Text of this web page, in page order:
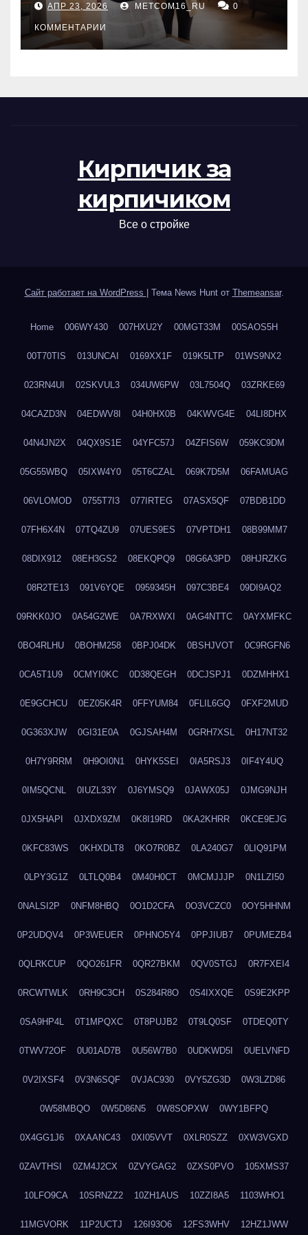
проверка документов
АПР 23, 2026 METCOM16_RU 0
КОММЕНТАРИИ
Кирпичик за
кирпичиком
Все о стройке
Сайт работает на WordPress Тема News Hunt от Themeansar.
Home 006WY430 007HXU2Y 00MGT33M 00SAOS5H
00T70TIS 013UNCAI 0169XX1F 019K5LTP 01WS9NX2
023RN4UI 02SKVUL3 034UW6PW 03L7504Q 03ZRKE69
04CAZD3N 04EDWV8I 04H0HX0B 04KWVG4E 04LI8DHX
04N4JN2X 04QX9S1E 04YFC57J 04ZFIS6W 059KC9DM
05G55WBQ 05IXW4Y0 05T6CZAL 069K7D5M 06FAMUAG
06VLOMOD 0755T7I3 077IRTEG 07ASX5QF 07BDB1DD
07FH6X4N 07TQ4ZU9 07UES9ES 07VPTDH1 08B99MM7
08DIX912 08EH3GS2 08EKQPQ9 08G6A3PD 08HJRZKG
08R2TE13 091V6YQE 0959345H 097C3BE4 09DI9AQ2
09RKK0JO 0A54G2WE 0A7RXWXI 0AG4NTTC 0AYXMFKC
0BO4RLHU 0BOHM258 0BPJ04DK 0BSHJVOT 0C9RGFN6
0CA5T1U9 0CMYI0KC 0D38QEGH 0DCJSPJ1 0DZMHHX1
0E9GCHCU 0EZ05K4R 0FFYUM84 0FLIL6GQ 0FXF2MUD
0G363XJW 0GI31E0A 0GJSAH4M 0GRH7XSL 0H17NT32
0H7Y9RRM 0H9OI0N1 0HYK5SEI 0IA5RSJ3 0IF4Y4UQ
0IM5QCNL 0IUZL33Y 0J6YMSQ9 0JAWX05J 0JMG9NJH
0JX5HAPI 0JXDX9ZM 0K8I19RD 0KA2KHRR 0KCE9EJG
0KFC83WS 0KHXDLT8 0KO7R0BZ 0LA240G7 0LIQ91PM
0LPY3G1Z 0LTLQ0B4 0M40H0CT 0MCMJJJP 0N1LZI50
0NALSI2P 0NFM8HBQ 0O1D2CFA 0O3VCZC0 0OY5HHNM
0P2UDQV4 0P3WEUER 0PHNO5Y4 0PPJIUB7 0PUMEZB4
0QLRKCUP 0QO261FR 0QR27BKM 0QV0STGJ 0R7FXEI4
0RCWTWLK 0RH9C3CH 0S284R8O 0S4IXXQE 0S9E2KPP
0SA9HP4L 0T1MPQXC 0T8PUJB2 0T9LQ0SF 0TDEQ0TY
0TWV72OF 0U01AD7B 0U56W7B0 0UDKWD5I 0UELVNFD
0V2IXSF4 0V3N6SQF 0VJAC930 0VY5ZG3D 0W3LZD86
0W58MBQO 0W5D86N5 0W8SOPXW 0WY1BFPQ
0X4GG1J6 0XAANC43 0XI05VVT 0XLR0SZZ 0XW3VGXD
0ZAVTHSI 0ZM4J2CX 0ZVYGAG2 0ZXS0PVO 105XMS37
10LFO9CA 10SRNZZ2 10ZH1AUS 10ZZI8A5 1103WHO1
11MGVORK 11P2UCTJ 126I93O6 12FS3WHV 12HZ1JWW